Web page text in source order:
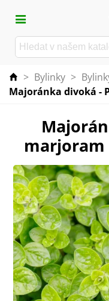
> Bylinky >
Majoránka divoká -
marjoram